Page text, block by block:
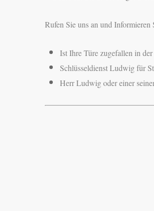
Rufen Sie uns an und
Ist Ihre Türe zugefallen in
Schlüsseldienst Ludwig für
Herr Ludwig oder einer